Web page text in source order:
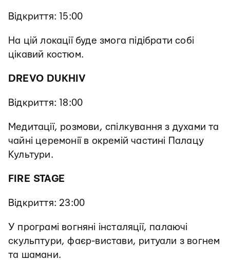
Відкриття: 15:00
На цій локації буде змога підібрати собі
цікавий костюм.
DREVO DUKHIV
Відкриття: 18:00
Медитації, розмови, спілкування з духами та
чайні церемонії в окремій частині Палацу
Культури.
FIRE STAGE
Відкриття: 23:00
У програмі вогняні інсталяції, палаючі
скульптури, фаєр-вистави, ритуали з вогнем
та шамани.